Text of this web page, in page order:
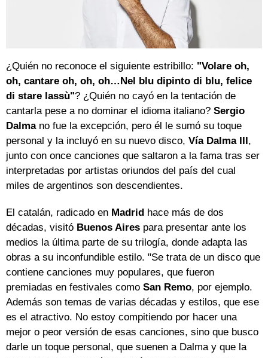
¿Quién no reconoce el siguiente estribillo: "Volare oh,
oh, cantare oh, oh, oh…Nel blu dipinto di blu, felice
di stare lassù"? ¿Quién no cayó en la tentación de
cantarla pese a no dominar el idioma italiano? Sergio
Dalmano fue la excepción, pero él le sumó su toque
personal y la incluyó en su nuevo disco, Vía Dalma III,
junto con once canciones que saltaron a la fama tras ser
interpretadas por artistas oriundos del país del cual
miles de argentinos son descendientes.
El catalán, radicado en Madrid hace más de dos
décadas, visitó Buenos Aires para presentar ante los
medios la última parte de su trilogía, donde adapta las
obras a su inconfundible estilo. "Se trata de un disco que
contiene canciones muy populares, que fueron
premiadas en festivales como San Remo, por ejemplo.
Además son temas de varias décadas y estilos, que ese
es el atractivo. No estoy compitiendo por hacer una
mejor o peor versión de esas canciones, sino que busco
darle un toque personal, que suenen a Dalma y que la